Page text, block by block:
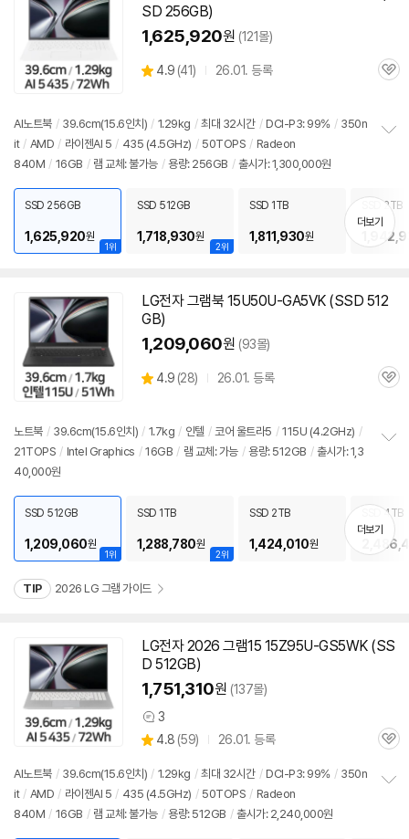
SD 256GB)
1,625,920원 (121몰)
별
4.9 (상
뷰
41) 26.01. 등록
관
AI노트북 / 39.6cm(15.6인치) / 1.29kg / 최대 32시간 / DCI-P3: 99% / 350n
it / AMD / 라이젠AI 5 / 435 (4.5GHz) / 50TOPS / Radeon
840M / 16GB / 램 교체: 불가능 / 용량: 256GB / 출시가: 1,300,000원
치
기
1위
SSD 256GB
1,625,920원
2위
SSD 512GB
1,718,930원
SSD 1TB
1,811,930원
SSD 2TB
더보기
LG전자 그램북 15U50U-GA5VK (SSD 512
GB)
1,209,060원 (93몰)
별
4.9 (상
뷰
28) 26.01. 등록
관
노트북 / 39.6cm(15.6인치) / 1.7kg / 인텔 / 코어 울트라5 / 115U (4.2GHz) /
21TOPS / Intel Graphics / 16GB / 램 교체: 가능 / 용량: 512GB / 출시가: 1,3
40,000원
치
기
1위
SSD 512GB
1,209,060원
2위
SSD 1TB
1,288,780원
SSD 2TB
1,424,010원
SSD 4TB
더보기
TIP 2026 LG 그램 가이드
LG전자 2026 그램15 15Z95U-GS5WK (SS
D 512GB)
1,751,310원 (137몰)
상
품
견
3
별
점
4.8 (상
리
뷰
59) 26.01. 등록
관
AI노트북 / 39.6cm(15.6인치) / 1.29kg / 최대 32시간 / DCI-P3: 99% / 350n
it / AMD / 라이젠AI 5 / 435 (4.5GHz) / 50TOPS / Radeon
840M / 16GB / 램 교체: 불가능 / 용량: 512GB / 출시가: 2,240,000원